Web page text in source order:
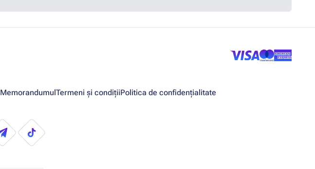
MemorandumulTermeni și condițiiPolitica de confidențialitate